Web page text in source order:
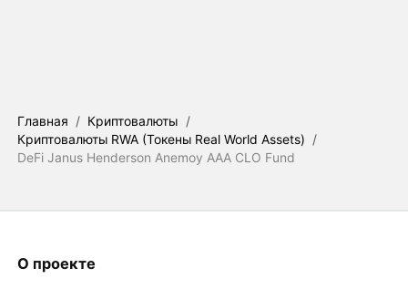
Главная / Криптовалюты /
Криптовалюты RWA (Токены Real World Assets) /
DeFi Janus Henderson Anemoy AAA CLO Fund
О проекте